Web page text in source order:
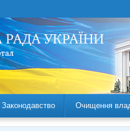
Законодавство Очищення